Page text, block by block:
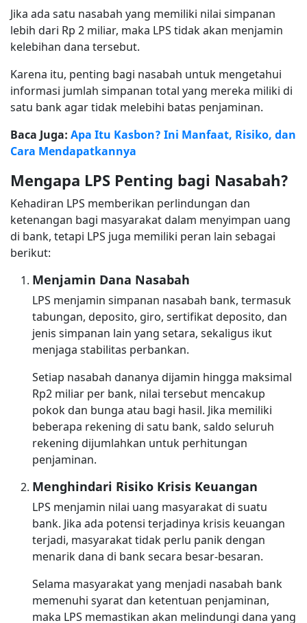
Jika ada satu nasabah yang memiliki nilai simpanan
lebih dari Rp 2 miliar, maka LPS tidak akan menjamin
kelebihan dana tersebut.
Karena itu, penting bagi nasabah untuk mengetahui
informasi jumlah simpanan total yang mereka miliki di
satu bank agar tidak melebihi batas penjaminan.
Baca Juga: Apa Itu Kasbon? Ini Manfaat, Risiko, dan
Cara Mendapatkannya
Mengapa LPS Penting bagi Nasabah?
Kehadiran LPS memberikan perlindungan dan
ketenangan bagi masyarakat dalam menyimpan uang
di bank, tetapi LPS juga memiliki peran lain sebagai
berikut:
Menjamin Dana Nasabah
LPS menjamin simpanan nasabah bank, termasuk
tabungan, deposito, giro, sertifikat deposito, dan
jenis simpanan lain yang setara, sekaligus ikut
menjaga stabilitas perbankan.
Setiap nasabah dananya dijamin hingga maksimal
Rp2 miliar per bank, nilai tersebut mencakup
pokok dan bunga atau bagi hasil. Jika memiliki
beberapa rekening di satu bank, saldo seluruh
rekening dijumlahkan untuk perhitungan
penjaminan.
Menghindari Risiko Krisis Keuangan
LPS menjamin nilai uang masyarakat di suatu
bank. Jika ada potensi terjadinya krisis keuangan
terjadi, masyarakat tidak perlu panik dengan
menarik dana di bank secara besar-besaran.
Selama masyarakat yang menjadi nasabah bank
memenuhi syarat dan ketentuan penjaminan,
maka LPS memastikan akan melindungi dana yang